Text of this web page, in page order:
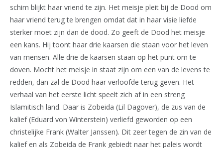
schim blijkt haar vriend te zijn. Het meisje pleit bij de Dood om
haar vriend terug te brengen omdat dat in haar visie liefde
sterker moet zijn dan de dood. Zo geeft de Dood het meisje
een kans. Hij toont haar drie kaarsen die staan voor het leven
van mensen. Alle drie de kaarsen staan op het punt om te
doven. Mocht het meisje in staat zijn om een van de levens te
redden, dan zal de Dood haar verloofde terug geven. Het
verhaal van het eerste licht speelt zich af in een streng
Islamitisch land. Daar is Zobeida (Lil Dagover), de zus van de
kalief (Eduard von Winterstein) verliefd geworden op een
christelijke Frank (Walter Janssen). Dit zeer tegen de zin van de
kalief en als Zobeida de Frank gebiedt naar het paleis wordt